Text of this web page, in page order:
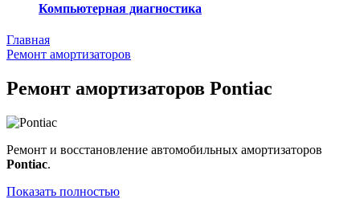
Компьютерная диагностика
Главная
Ремонт амортизаторов
Ремонт амортизаторов Pontiac
Ремонт и восстановление автомобильных амортизаторов
Pontiac.
Показать полностью